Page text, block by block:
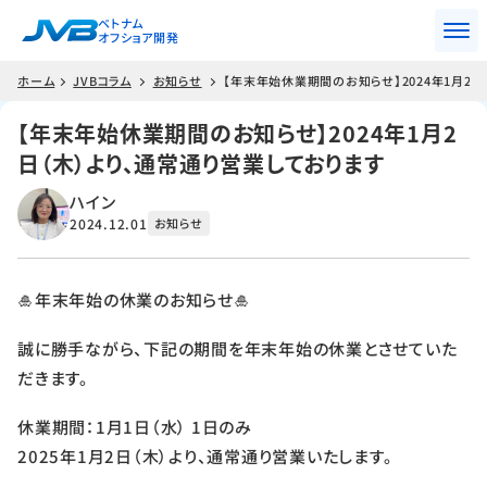
ベトナム
オフショア開発
ホーム JVBコラム お知らせ 【年末年始休業期間のお知らせ】2024年1月2日
【年末年始休業期間のお知らせ】2024年1月2
日（木）より、通常通り営業しております
ハイン
2024.12.01 お知らせ
🎍年末年始の休業のお知らせ🎍
誠に勝手ながら、下記の期間を年末年始の休業とさせていた
だきます。
休業期間：1月1日（水） 1日のみ
2025年1月2日（木）より、通常通り営業いたします。